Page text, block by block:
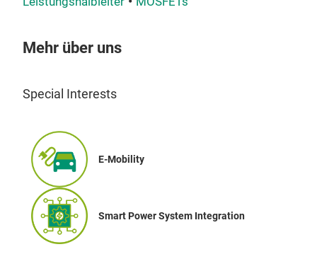
Mehr über uns
Special Interests
E-Mobility
Smart Power System Integration